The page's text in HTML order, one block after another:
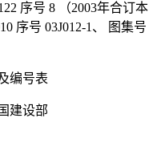
序号 8 （2003年合订本
序号 03J012-1、 图集号
编号表
建设部